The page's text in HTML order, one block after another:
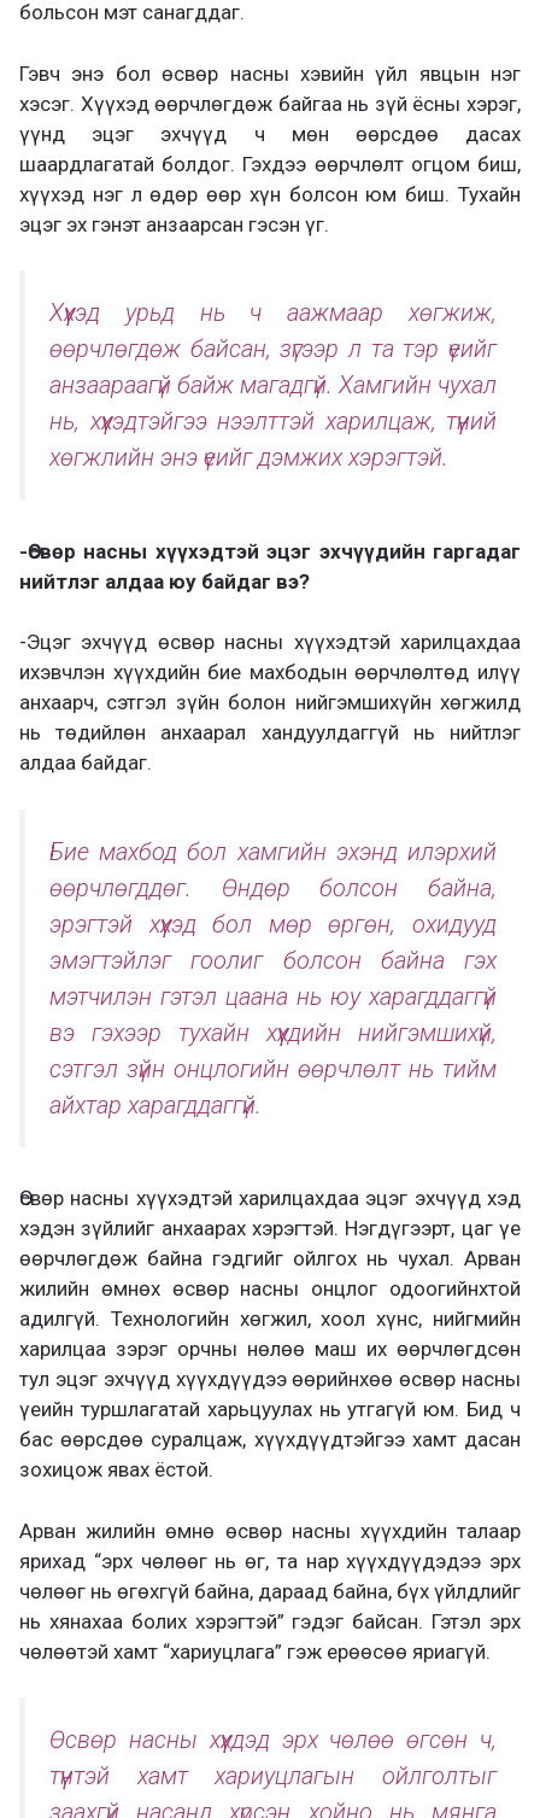
больсон мэт санагддаг.
Гэвч энэ бол өсвөр насны хэвийн үйл явцын нэг
хэсэг. Хүүхэд өөрчлөгдөж байгаа нь зүй ёсны хэрэг,
үүнд эцэг эхчүүд ч мөн өөрсдөө дасах
шаардлагатай болдог. Гэхдээ өөрчлөлт огцом биш,
хүүхэд нэг л өдөр өөр хүн болсон юм биш. Тухайн
эцэг эх гэнэт анзаарсан гэсэн үг.
Хүүхэд урьд нь ч аажмаар хөгжиж,
өөрчлөгдөж байсан, зүгээр л та тэр үеийг
анзаараагүй байж магадгүй. Хамгийн чухал
нь, хүүхэдтэйгээ нээлттэй харилцаж, түүний
хөгжлийн энэ үеийг дэмжих хэрэгтэй.
-Өсвөр насны хүүхэдтэй эцэг эхчүүдийн гаргадаг
нийтлэг алдаа юу байдаг вэ?
-Эцэг эхчүүд өсвөр насны хүүхэдтэй харилцахдаа
ихэвчлэн хүүхдийн бие махбодын өөрчлөлтөд илүү
анхаарч, сэтгэл зүйн болон нийгэмшихүйн хөгжилд
нь төдийлөн анхаарал хандуулдаггүй нь нийтлэг
алдаа байдаг.
Бие махбод бол хамгийн эхэнд илэрхий
өөрчлөгддөг. Өндөр болсон байна,
эрэгтэй хүүхэд бол мөр өргөн, охидууд
эмэгтэйлэг гоолиг болсон байна гэх
мэтчилэн гэтэл цаана нь юу харагддаггүй
вэ гэхээр тухайн хүүхдийн нийгэмшихүй,
сэтгэл зүйн онцлогийн өөрчлөлт нь тийм
айхтар харагддаггүй.
Өсвөр насны хүүхэдтэй харилцахдаа эцэг эхчүүд хэд
хэдэн зүйлийг анхаарах хэрэгтэй. Нэгдүгээрт, цаг үе
өөрчлөгдөж байна гэдгийг ойлгох нь чухал. Арван
жилийн өмнөх өсвөр насны онцлог одоогийнхтой
адилгүй. Технологийн хөгжил, хоол хүнс, нийгмийн
харилцаа зэрэг орчны нөлөө маш их өөрчлөгдсөн
тул эцэг эхчүүд хүүхдүүдээ өөрийнхөө өсвөр насны
үеийн туршлагатай харьцуулах нь утгагүй юм. Бид ч
бас өөрсдөө суралцаж, хүүхдүүдтэйгээ хамт дасан
зохицож явах ёстой.
Арван жилийн өмнө өсвөр насны хүүхдийн талаар
ярихад “эрх чөлөөг нь өг, та нар хүүхдүүдэдээ эрх
чөлөөг нь өгөхгүй байна, дараад байна, бүх үйлдлийг
нь хянахаа болих хэрэгтэй” гэдэг байсан. Гэтэл эрх
чөлөөтэй хамт “хариуцлага” гэж ерөөсөө яриагүй.
Өсвөр насны хүүхдэд эрх чөлөө өгсөн ч,
түүнтэй хамт хариуцлагын ойлголтыг